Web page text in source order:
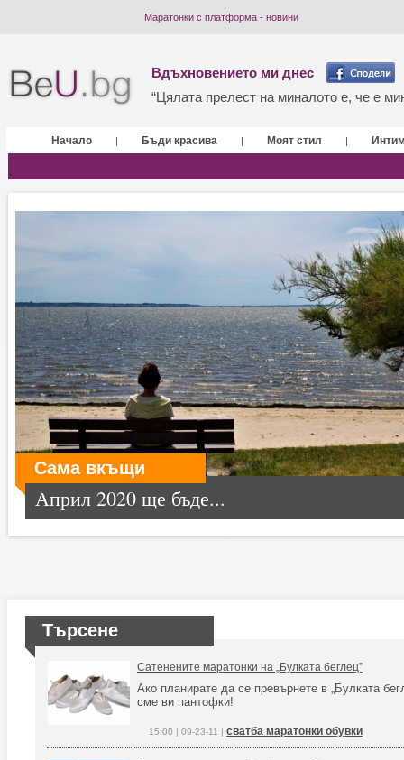
Маратонки с платформа - новини
Вдъхновението ми днес
“Цялата прелест на миналото е, че е
Начало | Бъди красива | Моят стил |
Сама вкъщи
Април 2020 ще бъде...
Търсене
Сатенените маратонки на „Булката беглец”
Ако планирате да се превърнете в „Булката
сме ви пантофки!
15:00 | 09-23-11 | сватба маратонки обувки